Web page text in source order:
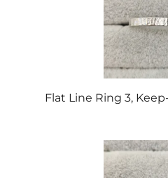
Flat Line Ring 3,